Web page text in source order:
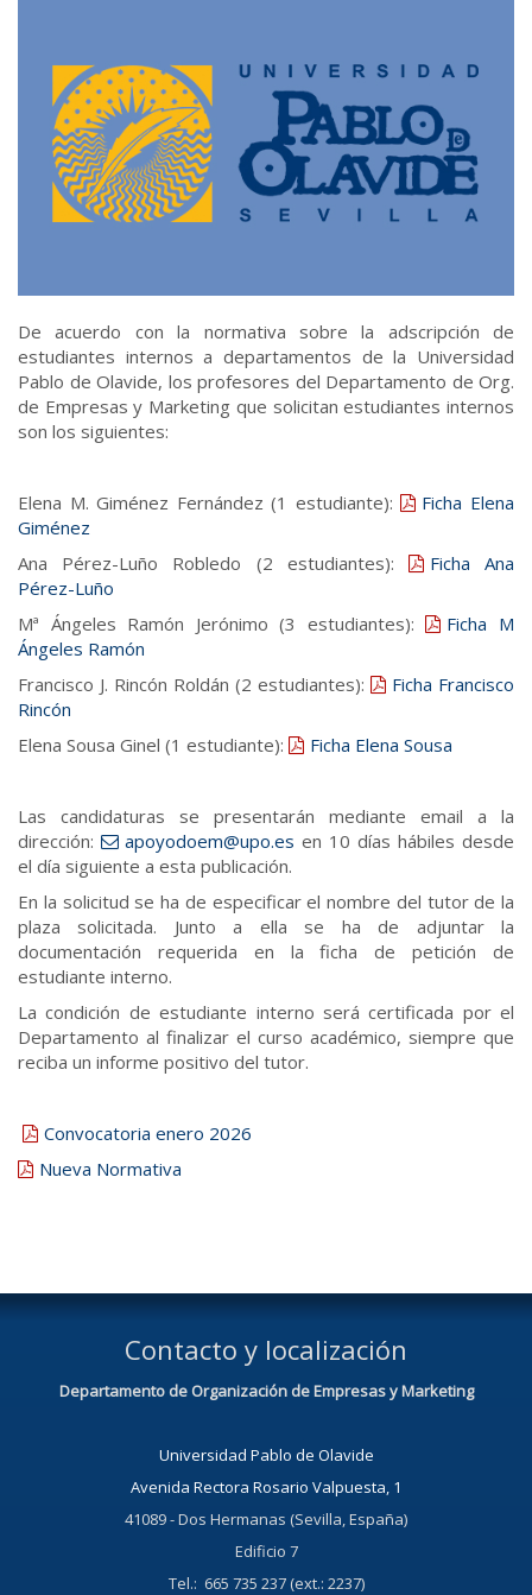
De acuerdo con la normativa sobre la adscripción de
estudiantes internos a departamentos de la Universidad
Pablo de Olavide, los profesores del Departamento de Org.
de Empresas y Marketing que solicitan estudiantes internos
son los siguientes:
Elena M. Giménez Fernández (1 estudiante):
Ficha Elena
Giménez
Ana Pérez-Luño Robledo (2 estudiantes):
Ficha Ana
Pérez-Luño
Mª Ángeles Ramón Jerónimo (3 estudiantes):
Ficha M
Ángeles Ramón
Francisco J. Rincón Roldán (2 estudiantes):
Ficha Francisco
Rincón
Elena Sousa Ginel (1 estudiante):
Ficha Elena Sousa
Las candidaturas se presentarán mediante email a la
dirección:
apoyodoem@upo.es en 10 días hábiles desde
el día siguiente a esta publicación.
En la solicitud se ha de especificar el nombre del tutor de la
plaza solicitada. Junto a ella se ha de adjuntar la
documentación requerida en la ficha de petición de
estudiante interno.
La condición de estudiante interno será certificada por el
Departamento al finalizar el curso académico, siempre que
reciba un informe positivo del tutor.
Convocatoria enero 2026
Nueva Normativa
Contacto y localización
Departamento de Organización de Empresas y Marketing
Universidad Pablo de Olavide
Avenida Rectora Rosario Valpuesta, 1
41089 - Dos Hermanas (Sevilla, España)
Edificio 7
Tel.: 665 735 237 (ext.: 2237)